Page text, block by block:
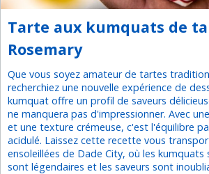
Tarte aux kumquats de
Rosemary
Que vous soyez amateur de tartes
recherchiez une nouvelle expérience de
kumquat offre un profil de saveurs
ne manquera pas d'impressionner. Avec
et une texture crémeuse, c'est l'équilibre
acidulé. Laissez cette recette vous
ensoleillées de Dade City, où les
sont légendaires et les saveurs sont